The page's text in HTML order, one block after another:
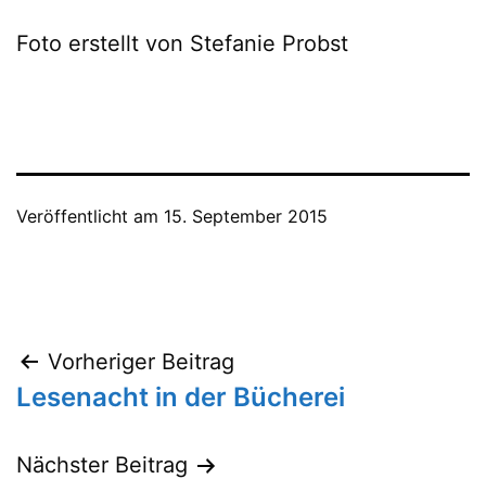
Foto erstellt von Stefanie Probst
Veröffentlicht am 15. September 2015
Beitragsnavigation
Vorheriger Beitrag
Lesenacht in der Bücherei
Nächster Beitrag